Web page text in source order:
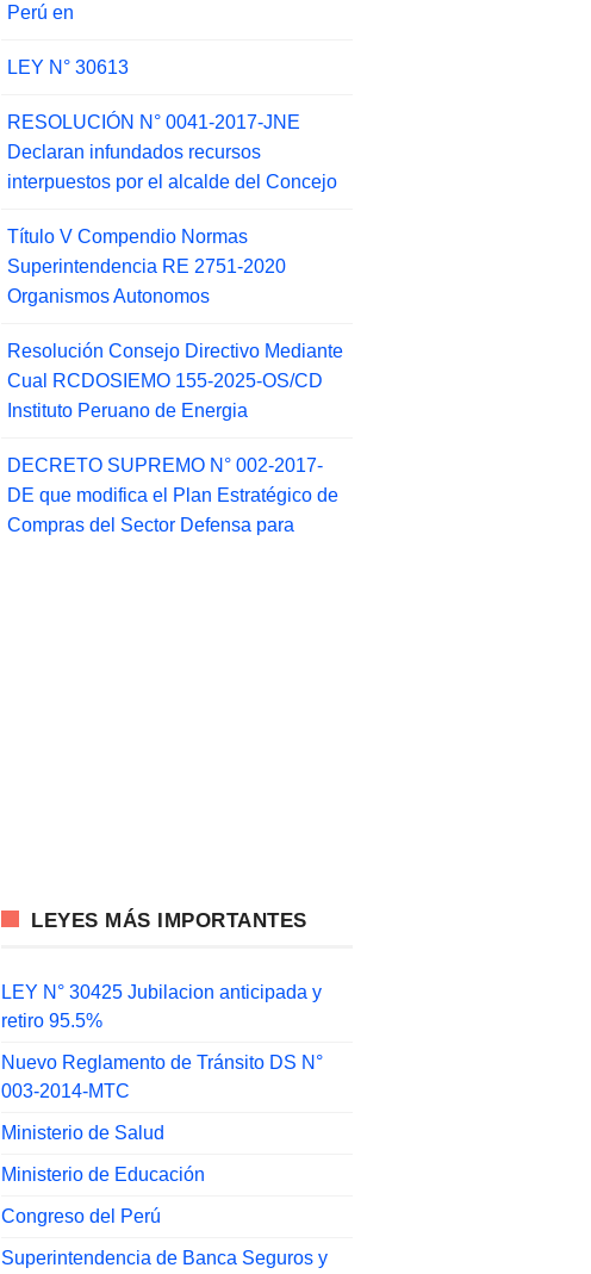
Perú en
LEY N° 30613
RESOLUCIÓN N° 0041-2017-JNE
Declaran infundados recursos
interpuestos por el alcalde del Concejo
Título V Compendio Normas
Superintendencia RE 2751-2020
Organismos Autonomos
Resolución Consejo Directivo Mediante
Cual RCDOSIEMO 155-2025-OS/CD
Instituto Peruano de Energia
DECRETO SUPREMO N° 002-2017-
DE que modifica el Plan Estratégico de
Compras del Sector Defensa para
LEYES MÁS IMPORTANTES
LEY N° 30425 Jubilacion anticipada y
retiro 95.5%
Nuevo Reglamento de Tránsito DS N°
003-2014-MTC
Ministerio de Salud
Ministerio de Educación
Congreso del Perú
Superintendencia de Banca Seguros y